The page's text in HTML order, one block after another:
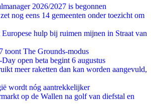
2026/2027 is begonnen
nog eens 14 gemeenten onder toezicht om
hulp bij ruimen mijnen in Straat van
toont The Grounds-modus
open beta begint 6 augustus
meer raketten dan kan worden aangevuld,
wordt nóg aantrekkelijker
op de Wallen na golf van diefstal en